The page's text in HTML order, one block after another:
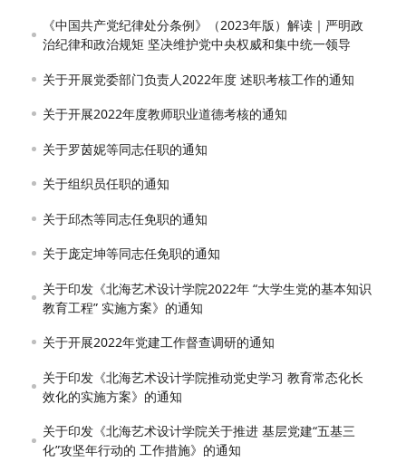
《中国共产党纪律处分条例》（2023年版）解读｜严明政
治纪律和政治规矩 坚决维护党中央权威和集中统一领导
关于开展党委部门负责人2022年度 述职考核工作的通知
关于开展2022年度教师职业道德考核的通知
关于罗茵妮等同志任职的通知
关于组织员任职的通知
关于邱杰等同志任免职的通知
关于庞定坤等同志任免职的通知
关于印发《北海艺术设计学院2022年 “大学生党的基本知识
教育工程” 实施方案》的通知
关于开展2022年党建工作督查调研的通知
关于印发《北海艺术设计学院推动党史学习 教育常态化长
效化的实施方案》的通知
关于印发《北海艺术设计学院关于推进 基层党建“五基三
化”攻坚年行动的 工作措施》的通知